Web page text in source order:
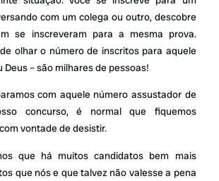
com um colega ou outro, descobre
se inscreveram para a mesma prova.
olhar o número de inscritos para aquele
Deus – são milhares de pessoas!
com aquele número assustador de
concurso, é normal que fiquemos
vontade de desistir.
que há muitos candidatos bem mais
que nós e que talvez não valesse a pena